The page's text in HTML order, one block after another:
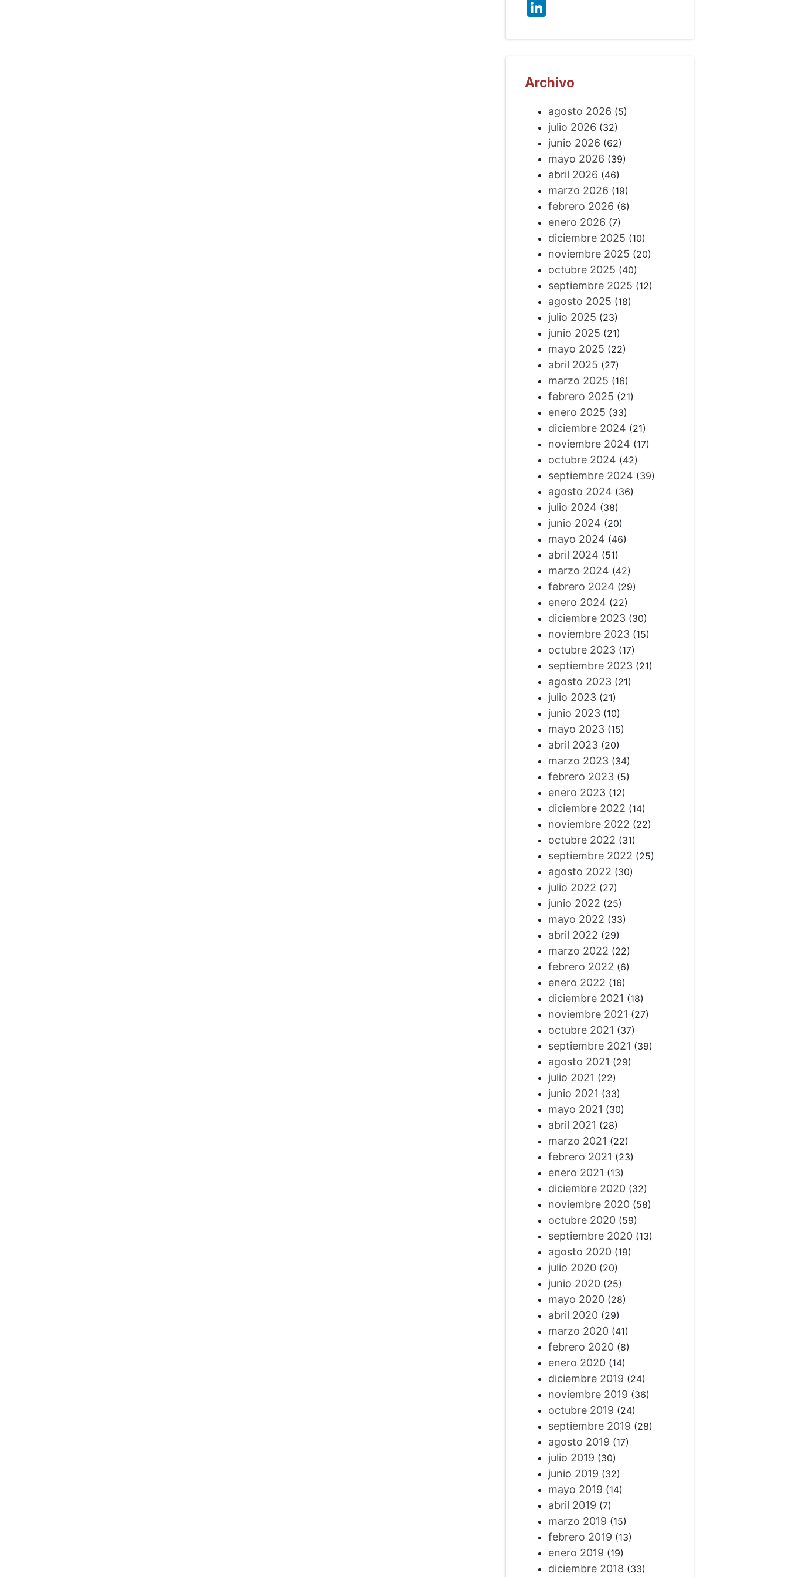
Archivo
agosto 2026 (5)
julio 2026 (32)
junio 2026 (62)
mayo 2026 (39)
abril 2026 (46)
marzo 2026 (19)
febrero 2026 (6)
enero 2026 (7)
diciembre 2025 (10)
noviembre 2025 (20)
octubre 2025 (40)
septiembre 2025 (12)
agosto 2025 (18)
julio 2025 (23)
junio 2025 (21)
mayo 2025 (22)
abril 2025 (27)
marzo 2025 (16)
febrero 2025 (21)
enero 2025 (33)
diciembre 2024 (21)
noviembre 2024 (17)
octubre 2024 (42)
septiembre 2024 (39)
agosto 2024 (36)
julio 2024 (38)
junio 2024 (20)
mayo 2024 (46)
abril 2024 (51)
marzo 2024 (42)
febrero 2024 (29)
enero 2024 (22)
diciembre 2023(30)
noviembre 2023(15)
octubre 2023(17)
septiembre 2023(21)
agosto 2023(21)
julio 2023(21)
junio 2023(10)
mayo 2023(15)
abril 2023(20)
marzo 2023(34)
febrero 2023(5)
enero 2023(12)
diciembre 2022 (14)
noviembre 2022 (22)
octubre 2022 (31)
septiembre 2022 (25)
agosto 2022 (30)
julio 2022 (27)
junio 2022 (25)
mayo 2022 (33)
abril 2022 (29)
marzo 2022 (22)
febrero 2022 (6)
enero 2022 (16)
diciembre 2021 (18)
noviembre 2021 (27)
octubre 2021 (37)
septiembre 2021 (39)
agosto 2021 (29)
julio 2021 (22)
junio 2021 (33)
mayo 2021 (30)
abril 2021 (28)
marzo 2021 (22)
febrero 2021 (23)
enero 2021 (13)
diciembre 2020(32)
noviembre 2020(58)
octubre 2020(59)
septiembre 2020(13)
agosto 2020(19)
julio 2020(20)
junio 2020(25)
mayo 2020(28)
abril 2020(29)
marzo 2020(41)
febrero 2020(8)
enero 2020(14)
diciembre 2019 (24)
noviembre 2019 (36)
octubre 2019 (24)
septiembre 2019 (28)
agosto 2019 (17)
julio 2019 (30)
junio 2019 (32)
mayo 2019 (14)
abril 2019 (7)
marzo 2019 (15)
febrero 2019 (13)
enero 2019 (19)
diciembre 2018 (33)